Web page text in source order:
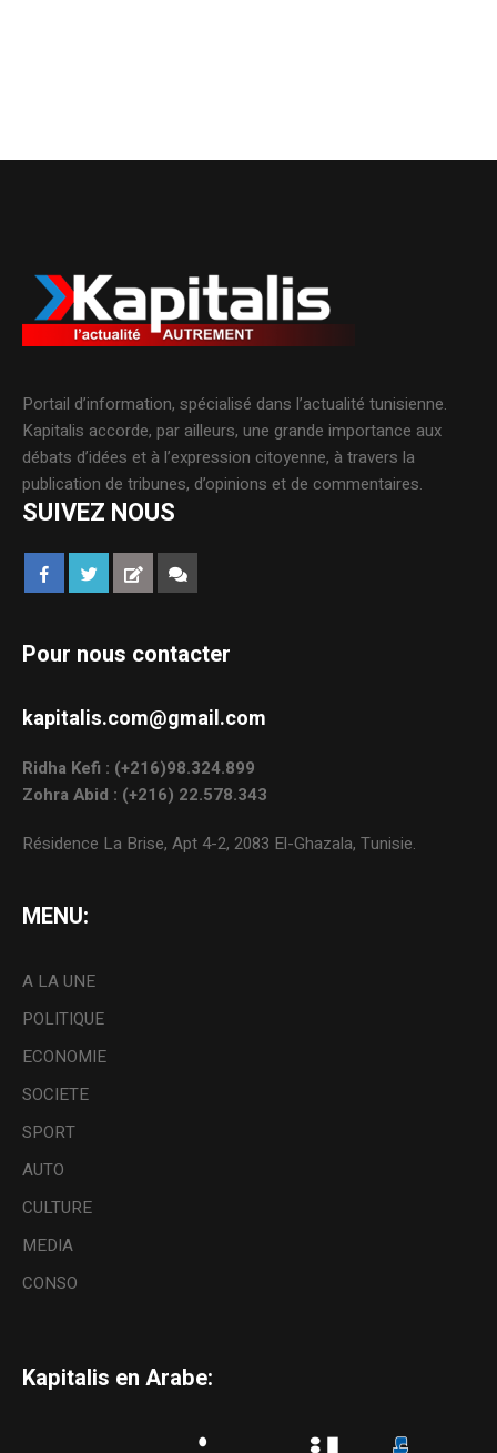
Portail d’information, spécialisé dans l’actualité tunisienne.
Kapitalis accorde, par ailleurs, une grande importance aux
débats d’idées et à l’expression citoyenne, à travers la
publication de tribunes, d’opinions et de commentaires.
SUIVEZ NOUS
Pour nous contacter
kapitalis.com@gmail.com
Ridha Kefi : (+216)98.324.899
Zohra Abid : (+216) 22.578.343
Résidence La Brise, Apt 4-2, 2083 El-Ghazala, Tunisie.
MENU:
A LA UNE
POLITIQUE
ECONOMIE
SOCIETE
SPORT
AUTO
CULTURE
MEDIA
CONSO
Kapitalis en Arabe: